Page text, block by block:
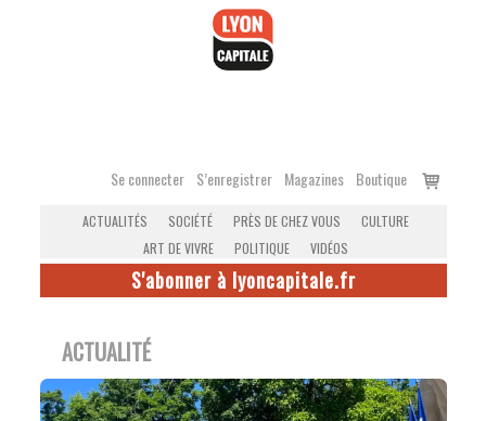
Se connecter S’enregistrer Magazines Boutique
Voir
ACTUALITÉS SOCIÉTÉ PRÈS DE CHEZ VOUS
CULTURE
ART DE VIVRE
POLITIQUE VIDÉOS
S'abonner à lyoncapitale.fr
ACTUALITÉ